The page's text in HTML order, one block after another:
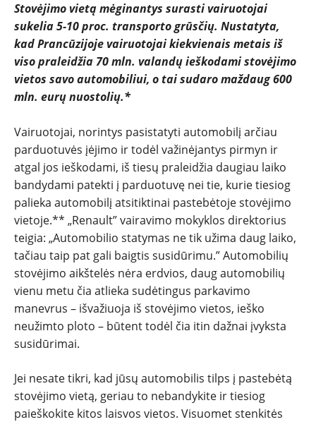
NAUDOTI
REPORTAŽAI
SPORTAS
PATARIMAI
ĮVAIRENYBĖS
Stovėjimo vietą mėginantys surasti vairuotojai
sukelia 5-10 proc. transporto grūsčių. Nustatyta,
kad Prancūzijoje vairuotojai kiekvienais metais iš
viso praleidžia 70 mln. valandų ieškodami stovėjimo
vietos savo automobiliui, o tai sudaro maždaug 600
mln. eurų nuostolių.*
Vairuotojai, norintys pasistatyti automobilį arčiau
parduotuvės įėjimo ir todėl važinėjantys pirmyn ir
atgal jos ieškodami, iš tiesų praleidžia daugiau laiko
bandydami patekti į parduotuvę nei tie, kurie tiesiog
palieka automobilį atsitiktinai pastebėtoje stovėjimo
vietoje.** „Renault” vairavimo mokyklos direktorius
teigia: „Automobilio statymas ne tik užima daug laiko,
tačiau taip pat gali baigtis susidūrimu.” Automobilių
stovėjimo aikštelės nėra erdvios, daug automobilių
vienu metu čia atlieka sudėtingus parkavimo
manevrus – išvažiuoja iš stovėjimo vietos, ieško
neužimto ploto – būtent todėl čia itin dažnai įvyksta
susidūrimai.
Jei nesate tikri, kad jūsų automobilis tilps į pastebėtą
stovėjimo vietą, geriau to nebandykite ir tiesiog
paieškokite kitos laisvos vietos. Visuomet stenkitės